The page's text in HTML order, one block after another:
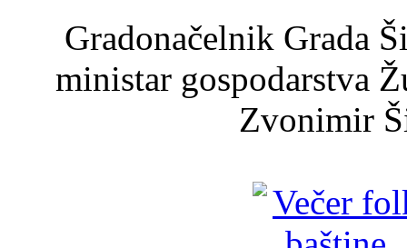
Gradonačelnik Grada
ministar gospodarstva
Zvonimir